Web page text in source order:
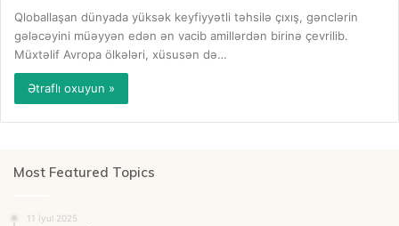
Qloballaşan dünyada yüksək keyfiyyətli təhsilə çıxış, gənclərin
gələcəyini müəyyən edən ən vacib amillərdən birinə çevrilib.
Müxtəlif Avropa ölkələri, xüsusən də…
Ətraflı oxuyun »
Most Featured Topics
11 İyul 2025